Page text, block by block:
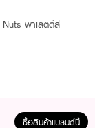
Nuts พาเลตต์สี
ซื้อสินค้าแบรนด์นี้